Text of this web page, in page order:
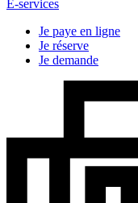
E-services
Je paye en ligne
Je réserve
Je demande